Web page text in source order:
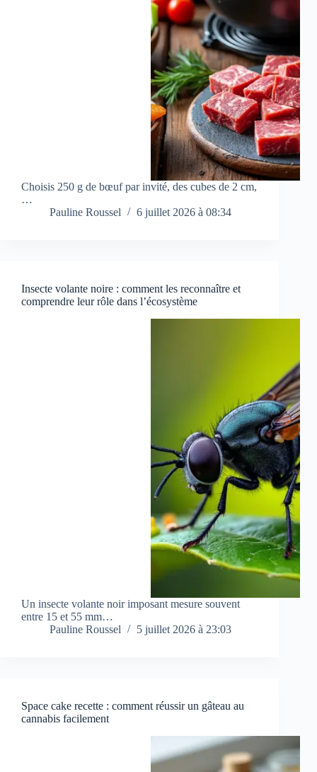
Choisis 250 g de bœuf par invité, des cubes de 2 cm,
…
Pauline Roussel
6 juillet 2026 à 08:34
Insecte volante noire : comment les reconnaître et
comprendre leur rôle dans l’écosystème
Un insecte volante noir imposant mesure souvent
entre 15 et 55 mm…
Pauline Roussel
5 juillet 2026 à 23:03
Space cake recette : comment réussir un gâteau au
cannabis facilement